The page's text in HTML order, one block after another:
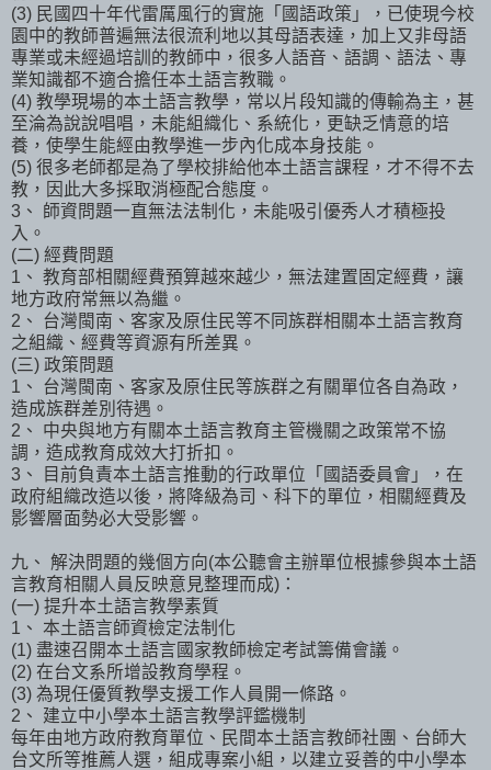
(3) 民國四十年代雷厲風行的實施「國語政策」，已使現今校
園中的教師普遍無法很流利地以其母語表達，加上又非母語
專業或未經過培訓的教師中，很多人語音、語調、語法、專
業知識都不適合擔任本土語言教職。
(4) 教學現場的本土語言教學，常以片段知識的傳輸為主，甚
至淪為說說唱唱，未能組織化、系統化，更缺乏情意的培
養，使學生能經由教學進一步內化成本身技能。
(5) 很多老師都是為了學校排給他本土語言課程，才不得不去
教，因此大多採取消極配合態度。
3、 師資問題一直無法法制化，未能吸引優秀人才積極投
入。
(二) 經費問題
1、 教育部相關經費預算越來越少，無法建置固定經費，讓
地方政府常無以為繼。
2、 台灣閩南、客家及原住民等不同族群相關本土語言教育
之組織、經費等資源有所差異。
(三) 政策問題
1、 台灣閩南、客家及原住民等族群之有關單位各自為政，
造成族群差別待遇。
2、 中央與地方有關本土語言教育主管機關之政策常不協
調，造成教育成效大打折扣。
3、 目前負責本土語言推動的行政單位「國語委員會」，在
政府組織改造以後，將降級為司、科下的單位，相關經費及
影響層面勢必大受影響。
九、 解決問題的幾個方向(本公聽會主辦單位根據參與本土語
言教育相關人員反映意見整理而成)：
(一) 提升本土語言教學素質
1、 本土語言師資檢定法制化
(1) 盡速召開本土語言國家教師檢定考試籌備會議。
(2) 在台文系所增設教育學程。
(3) 為現任優質教學支援工作人員開一條路。
2、 建立中小學本土語言教學評鑑機制
每年由地方政府教育單位、民間本土語言教師社團、台師大
台文所等推薦人選，組成專案小組，以建立妥善的中小學本